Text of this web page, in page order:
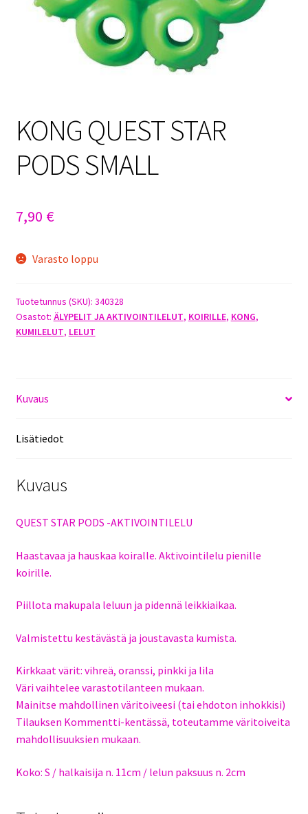
Uutisia
KONG QUEST STAR
PODS SMALL
7,90 €
Varasto loppu
Tuotetunnus (SKU): 340328
Osastot: ÄLYPELIT JA AKTIVOINTILELUT, KOIRILLE, KONG,
KUMILELUT, LELUT
Kuvaus
Lisätiedot
Kuvaus
QUEST STAR PODS -AKTIVOINTILELU
Haastavaa ja hauskaa koiralle. Aktivointilelu pienille
koirille.
Piillota makupala leluun ja pidennä leikkiaikaa.
Valmistettu kestävästä ja joustavasta kumista.
Kirkkaat värit: vihreä, oranssi, pinkki ja lila
Väri vaihtelee varastotilanteen mukaan.
Mainitse mahdollinen väritoiveesi (tai ehdoton inhokkisi)
Tilauksen Kommentti-kentässä, toteutamme väritoiveita
mahdollisuuksien mukaan.
Koko: S / halkaisija n. 11cm / lelun paksuus n. 2cm